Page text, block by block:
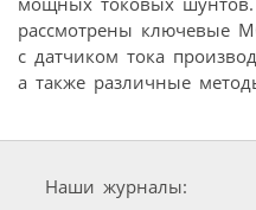
рассмотрены ключевые
с датчиком тока
а также различные
Наши журналы: